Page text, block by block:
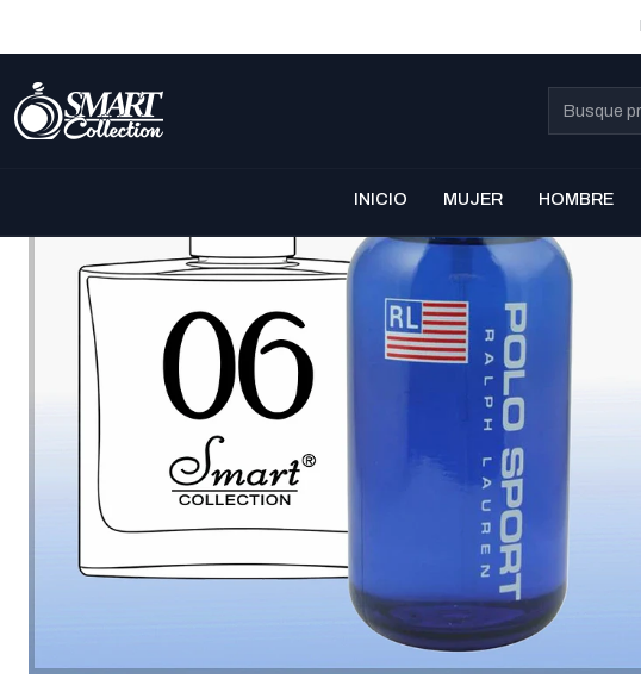
INICIO MUJER HOMBRE